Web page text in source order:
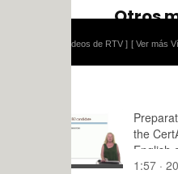
[ Ver más Vídeos didácticos ]
Preparation course for
the CertAcles B2.
English exam.
1:57 · 2022